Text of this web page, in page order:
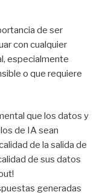
de ser
con cualquier
especialmente
o que requiere
que los datos y
de IA sean
de la salida de
de sus datos
generadas